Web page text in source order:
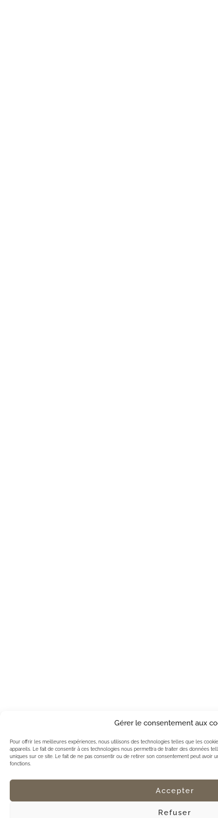
Gérer le consentement aux
Pour offrir les meilleures expériences, nous utilisons des technologies telles que les
appareils. Le fait de consentir à ces technologies nous permettra de traiter des données
uniques sur ce site. Le fait de ne pas consentir ou de retirer son consentement peut avoir
fonctions.
Accepter
Refuser